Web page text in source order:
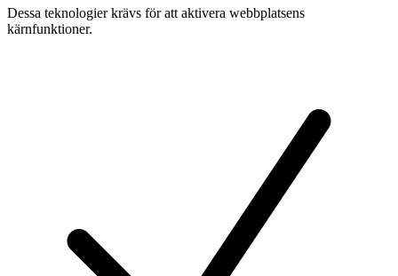
Dessa teknologier krävs för att aktivera webbplatsens
kärnfunktioner.